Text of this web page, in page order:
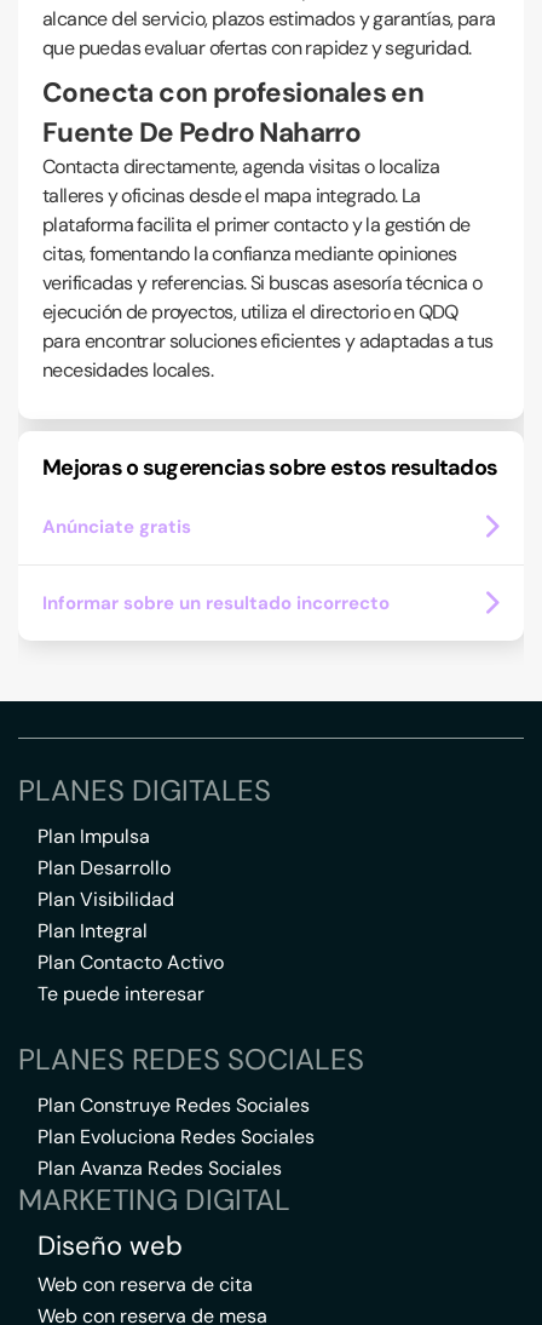
alcance del servicio, plazos estimados y garantías, para
que puedas evaluar ofertas con rapidez y seguridad.
Conecta con profesionales en
Fuente De Pedro Naharro
Contacta directamente, agenda visitas o localiza
talleres y oficinas desde el mapa integrado. La
plataforma facilita el primer contacto y la gestión de
citas, fomentando la confianza mediante opiniones
verificadas y referencias. Si buscas asesoría técnica o
ejecución de proyectos, utiliza el directorio en QDQ
para encontrar soluciones eficientes y adaptadas a tus
necesidades locales.
Mejoras o sugerencias sobre estos resultados
Anúnciate gratis
Informar sobre un resultado incorrecto
PLANES DIGITALES
Plan Impulsa
Plan Desarrollo
Plan Visibilidad
Plan Integral
Plan Contacto Activo
Te puede interesar
PLANES REDES SOCIALES
Plan Construye Redes Sociales
Plan Evoluciona Redes Sociales
Plan Avanza Redes Sociales
MARKETING DIGITAL
Diseño web
Web con reserva de cita
Web con reserva de mesa